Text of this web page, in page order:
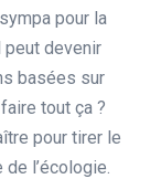
pour la
peut devenir
basées sur
tout ça ?
pour tirer le
l’écologie.